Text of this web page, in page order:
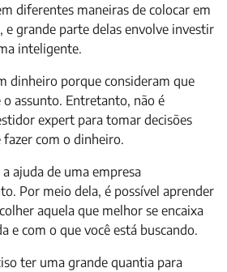
diferentes maneiras de colocar em
e grande parte delas envolve investir
inteligente.
dinheiro porque consideram que
o assunto. Entretanto, não é
expert para tomar decisões
fazer com o dinheiro.
ajuda de uma empresa
Por meio dela, é possível aprender
aquela que melhor se encaixa
e com o que você está buscando.
ter uma grande quantia para